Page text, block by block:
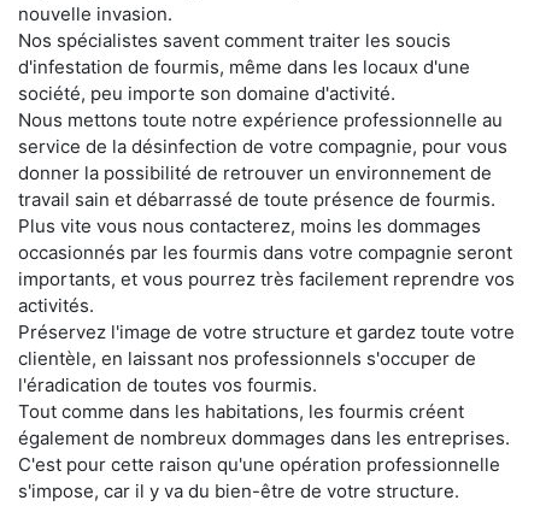
nouvelle invasion.
Nos spécialistes savent comment traiter les soucis
d'infestation de fourmis, même dans les locaux d'une
société, peu importe son domaine d'activité.
Nous mettons toute notre expérience professionnelle au
service de la désinfection de votre compagnie, pour vous
donner la possibilité de retrouver un environnement de
travail sain et débarrassé de toute présence de fourmis.
Plus vite vous nous contacterez, moins les dommages
occasionnés par les fourmis dans votre compagnie seront
importants, et vous pourrez très facilement reprendre vos
activités.
Préservez l'image de votre structure et gardez toute votre
clientèle, en laissant nos professionnels s'occuper de
l'éradication de toutes vos fourmis.
Tout comme dans les habitations, les fourmis créent
également de nombreux dommages dans les entreprises.
C'est pour cette raison qu'une opération professionnelle
s'impose, car il y va du bien-être de votre structure.